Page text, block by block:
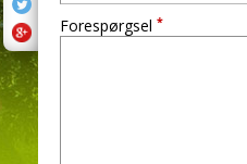
Forespørgsel *